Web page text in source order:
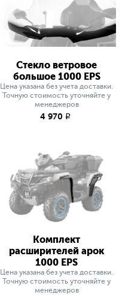
Стекло ветровое
большое 1000 EPS
Цена указана без учета доставки.
Точную стоимость уточняйте у
менеджеров
4 970 q
Комплект
расширителей арок
1000 EPS
Цена указана без учета доставки.
Точную стоимость уточняйте у
менеджеров